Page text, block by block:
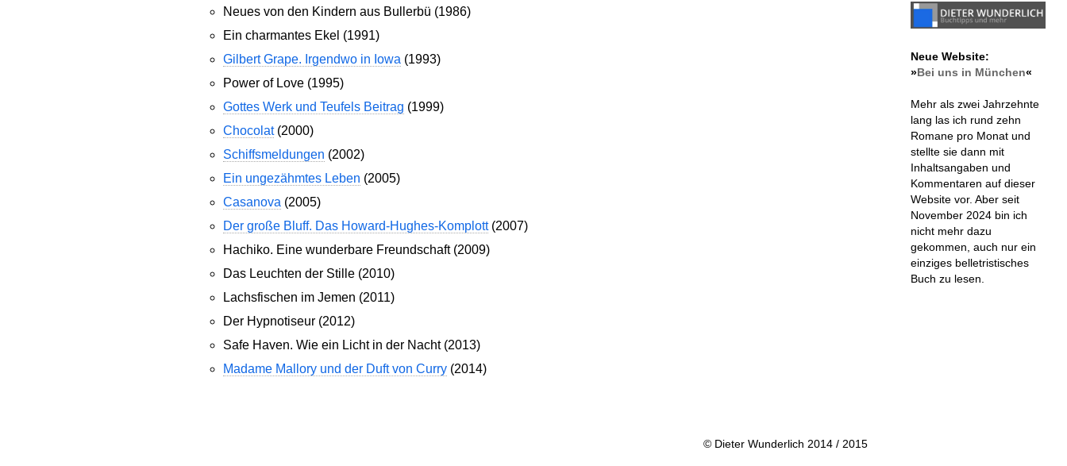
Neues von den Kindern aus Bullerbü (1986)
Ein charmantes Ekel (1991)
Gilbert Grape. Irgendwo in Iowa (1993)
Power of Love (1995)
Gottes Werk und Teufels Beitrag (1999)
Chocolat(2000)
Schiffsmeldungen (2002)
Ein ungezähmtes Leben (2005)
Casanova (2005)
Der große Bluff. Das Howard-Hughes-Komplott(2007)
Hachiko. Eine wunderbare Freundschaft (2009)
Das Leuchten der Stille (2010)
Lachsfischen im Jemen (2011)
Der Hypnotiseur (2012)
Safe Haven. Wie ein Licht in der Nacht (2013)
Madame Mallory und der Duft von Curry(2014)
© Dieter Wunderlich 2014 / 2015
Neue Website:
»Bei uns in München«
Mehr als zwei Jahrzehnte
lang las ich rund zehn
Romane pro Monat und
stellte sie dann mit
Inhaltsangaben und
Kommentaren auf dieser
Website vor. Aber seit
November 2024 bin ich
nicht mehr dazu
gekommen, auch nur ein
einziges belletristisches
Buch zu lesen.